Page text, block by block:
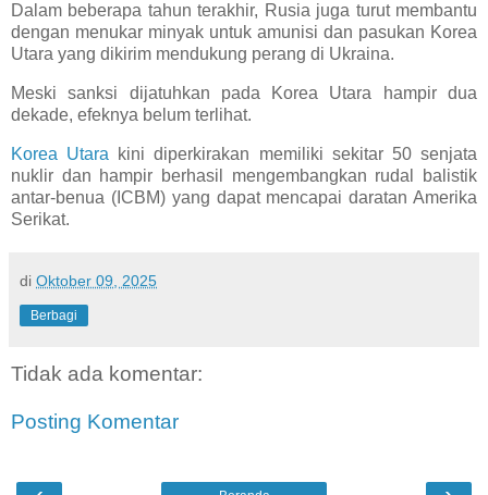
Dalam beberapa tahun terakhir, Rusia juga turut membantu
dengan menukar minyak untuk amunisi dan pasukan Korea
Utara yang dikirim mendukung perang di Ukraina.
Meski sanksi dijatuhkan pada Korea Utara hampir dua
dekade, efeknya belum terlihat.
Korea Utara kini diperkirakan memiliki sekitar 50 senjata
nuklir dan hampir berhasil mengembangkan rudal balistik
antar-benua (ICBM) yang dapat mencapai daratan Amerika
Serikat.
di Oktober 09, 2025
Berbagi
Tidak ada komentar:
Posting Komentar